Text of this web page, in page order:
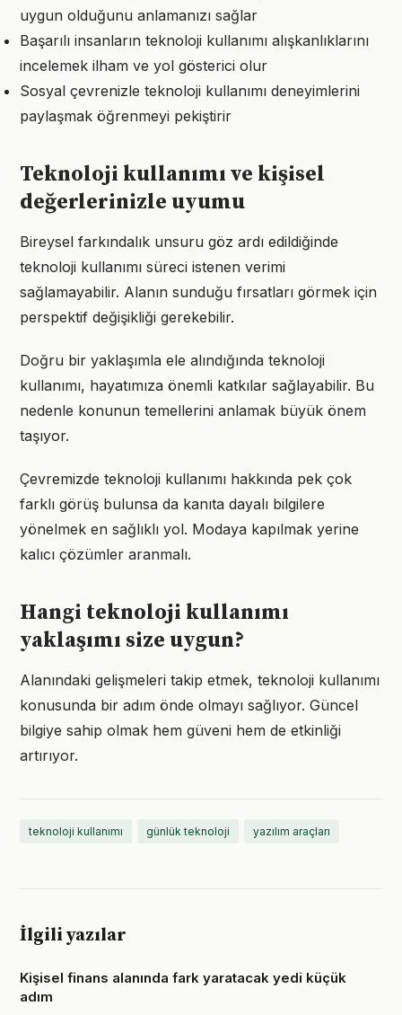
uygun olduğunu anlamanızı sağlar
Başarılı insanların teknoloji kullanımı alışkanlıklarını
incelemek ilham ve yol gösterici olur
Sosyal çevrenizle teknoloji kullanımı deneyimlerini
paylaşmak öğrenmeyi pekiştirir
Teknoloji kullanımı ve kişisel
değerlerinizle uyumu
Bireysel farkındalık unsuru göz ardı edildiğinde
teknoloji kullanımı süreci istenen verimi
sağlamayabilir. Alanın sunduğu fırsatları görmek için
perspektif değişikliği gerekebilir.
Doğru bir yaklaşımla ele alındığında teknoloji
kullanımı, hayatımıza önemli katkılar sağlayabilir. Bu
nedenle konunun temellerini anlamak büyük önem
taşıyor.
Çevremizde teknoloji kullanımı hakkında pek çok
farklı görüş bulunsa da kanıta dayalı bilgilere
yönelmek en sağlıklı yol. Modaya kapılmak yerine
kalıcı çözümler aranmalı.
Hangi teknoloji kullanımı
yaklaşımı size uygun?
Alanındaki gelişmeleri takip etmek, teknoloji kullanımı
konusunda bir adım önde olmayı sağlıyor. Güncel
bilgiye sahip olmak hem güveni hem de etkinliği
artırıyor.
teknoloji kullanımı günlük teknoloji yazılım araçları
İlgili yazılar
Kişisel finans alanında fark yaratacak yedi küçük
adım